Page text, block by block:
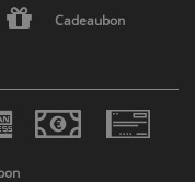
Cadeaubon